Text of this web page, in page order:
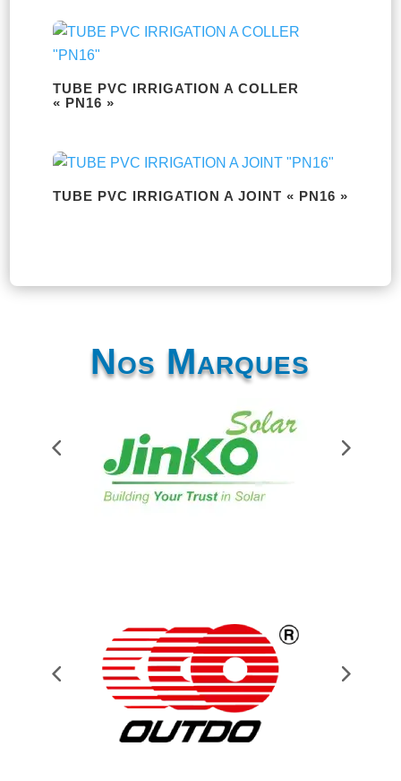
TUBE PVC IRRIGATION A COLLER
« PN16 »
TUBE PVC IRRIGATION A JOINT « PN16 »
Nos Marques